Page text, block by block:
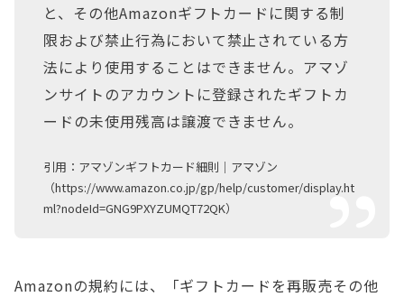
と、その他Amazonギフトカードに関する制
限および禁止行為において禁止されている方
法により使用することはできません。アマゾ
ンサイトのアカウントに登録されたギフトカ
ードの未使用残高は譲渡できません。
引用：アマゾンギフトカード細則｜アマゾン
（https://www.amazon.co.jp/gp/help/customer/display.ht
ml?nodeId=GNG9PXYZUMQT72QK）
Amazonの規約には、「ギフトカードを再販売その他